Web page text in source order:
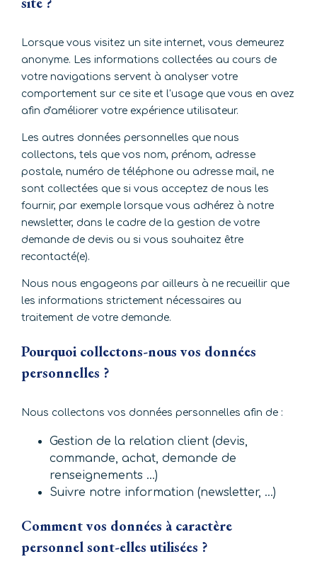
Lorsque vous visitez un site internet, vous demeurez
anonyme. Les informations collectées au cours de
votre navigations servent à analyser votre
comportement sur ce site et l'usage que vous en avez
afin d'améliorer votre expérience utilisateur.
Les autres données personnelles que nous
collectons, tels que vos nom, prénom, adresse
postale, numéro de téléphone ou adresse mail, ne
sont collectées que si vous acceptez de nous les
fournir, par exemple lorsque vous adhérez à notre
newsletter, dans le cadre de la gestion de votre
demande de devis ou si vous souhaitez être
recontacté(e).
Nous nous engageons par ailleurs à ne recueillir que
les informations strictement nécessaires au
traitement de votre demande.
Pourquoi collectons-nous vos données
personnelles ?
Nous collectons vos données personnelles afin de :
Gestion de la relation client (devis,
commande, achat, demande de
renseignements …)
Suivre notre information (newsletter, …)
Comment vos données à caractère
personnel sont-elles utilisées ?